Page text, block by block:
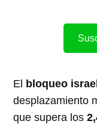
El bloqueo
desplazamiento
que supera los